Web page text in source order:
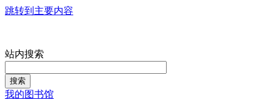
跳转到主要内容
站内搜索
搜索
我的图书馆